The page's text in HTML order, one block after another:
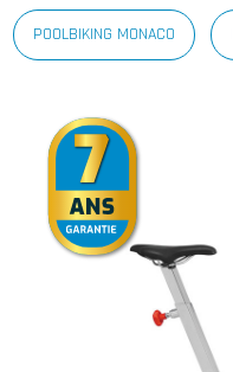
POOLBIKING MONACO